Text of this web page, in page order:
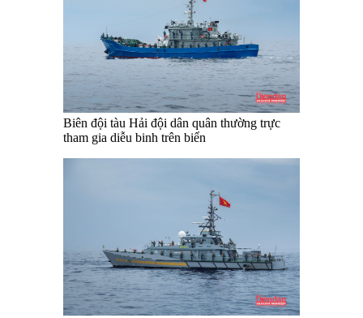
Biên đội tàu Hải đội dân quân thường trực
tham gia diễu binh trên biển